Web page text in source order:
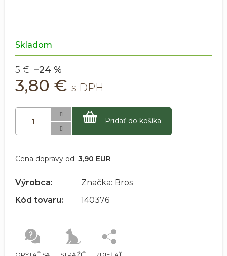
Skladom
5 € –24 %
3,80 €
Pridať do košíka
OPÝTAŤ SA STRÁŽIŤ ZDIEĽAŤ
Cena dopravy od: 3,90 EUR
Výrobca:
Značka: Bros
Kód tovaru:
140376